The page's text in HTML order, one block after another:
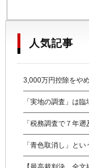
人気記事
3,000万円控除をや
「実地の調査」は
「税務調査で７年遡
「青色取消し」とい